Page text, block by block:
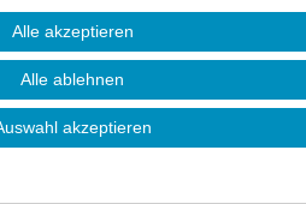
befinden sich
Alle akzeptieren
Alle ablehnen
akzeptieren